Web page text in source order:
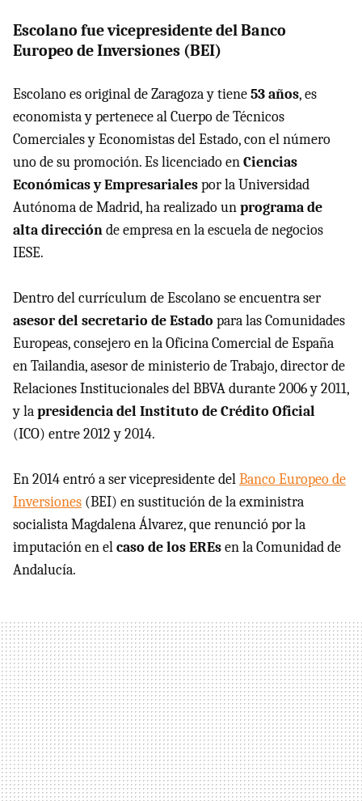
Escolano fue vicepresidente del Banco
Europeo de Inversiones (BEI)
Escolano es original de Zaragoza y tiene53 años, es
economista y pertenece al Cuerpo de Técnicos
Comerciales y Economistas del Estado, con el número
uno de su promoción. Es licenciado enCiencias
Económicas y Empresarialespor la Universidad
Autónoma de Madrid, ha realizado unprograma de
alta direcciónde empresa en la escuela de negocios
IESE.
Dentro del currículum de Escolano se encuentra ser
asesor del secretario de Estado para las Comunidades
Europeas, consejero en la Oficina Comercial de España
en Tailandia, asesor de ministerio de Trabajo, director de
Relaciones Institucionales del BBVA durante 2006 y 2011,
y lapresidencia del Instituto de Crédito Oficial
(ICO) entre 2012 y 2014.
En 2014 entró a ser vicepresidente delBanco Europeo de
Inversiones (BEI) en sustitución de la exministra
socialista Magdalena Álvarez, que renunció por la
imputación en elcaso de los EREsen la Comunidad de
Andalucía.